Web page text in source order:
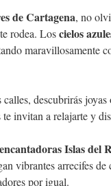
de Cartagena, no
rodea. Loscielos
maravillosamente
descubrirás
te invitan a relajarte y
encantadoras Islas del
vibrantes arrecifes
por igual.